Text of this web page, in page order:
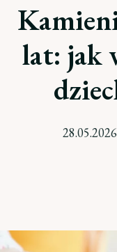
lat: jak
28.05.2026